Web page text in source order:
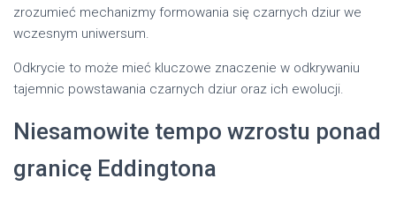
zrozumieć mechanizmy formowania się czarnych dziur we
wczesnym uniwersum.
Odkrycie to może mieć kluczowe znaczenie w odkrywaniu
tajemnic powstawania czarnych dziur oraz ich ewolucji.
Niesamowite tempo wzrostu ponad
granicę Eddingtona